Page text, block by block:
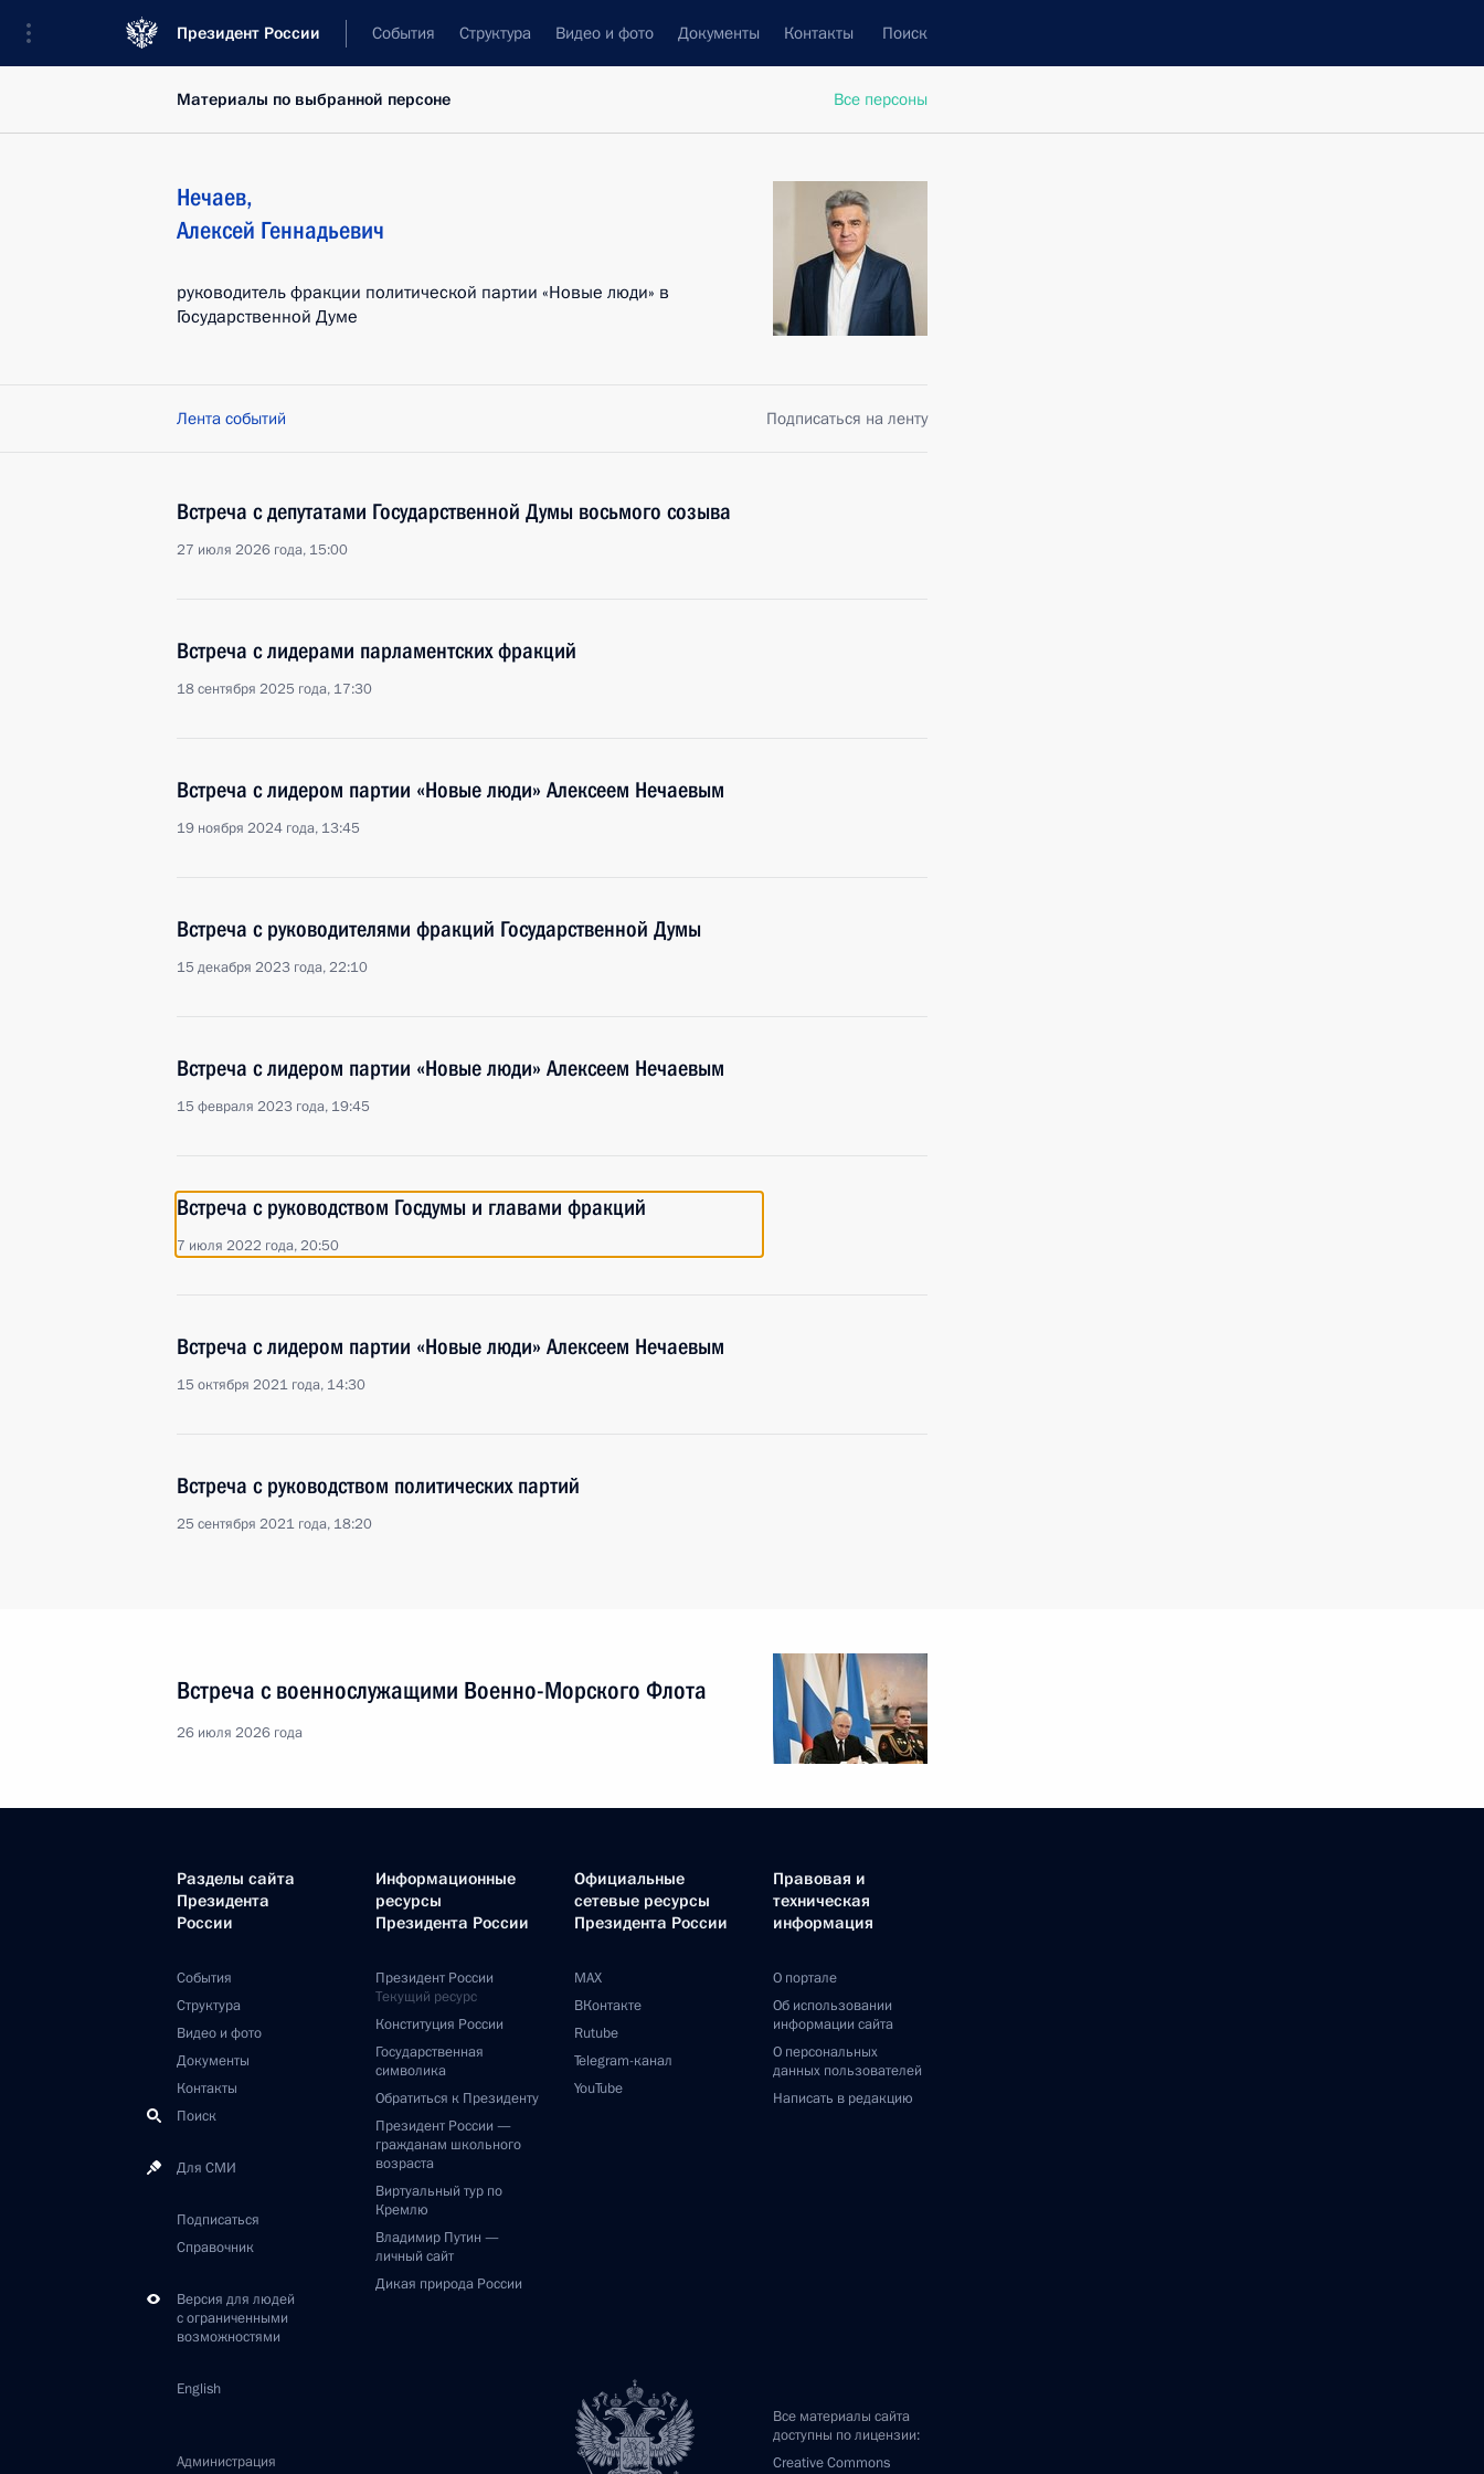
Президент России События Структура Видео и фото Документы Контакты Поиск
Все персоны
Материалы по выбранной персоне
Нечаев,
Алексей Геннадьевич
руководитель фракции политической партии «Новые люди» в
Государственной Думе
Лента событий Подписаться на ленту
Встреча с депутатами Государственной Думы восьмого созыва
27 июля 2026 года, 15:00
Встреча с лидерами парламентских фракций
18 сентября 2025 года, 17:30
Встреча с лидером партии «Новые люди» Алексеем Нечаевым
19 ноября 2024 года, 13:45
Встреча с руководителями фракций Государственной Думы
15 декабря 2023 года, 22:10
Встреча с лидером партии «Новые люди» Алексеем Нечаевым
15 февраля 2023 года, 19:45
Встреча с руководством Госдумы и главами фракций
7 июля 2022 года, 20:50
Встреча с лидером партии «Новые люди» Алексеем Нечаевым
15 октября 2021 года, 14:30
Встреча с руководством политических партий
25 сентября 2021 года, 18:20
Встреча с военнослужащими Военно-Морского Флота
26 июля 2026 года
Разделы сайта
Президента
России
События
Структура
Видео и фото
Документы
Контакты
Поиск
Для СМИ
Подписаться
Справочник
Версия для людей
с ограниченными
возможностями
English
Информационные
ресурсы
Президента России
Президент России
Текущий ресурс
Конституция России
Государственная
символика
Обратиться к Президенту
Президент России —
гражданам школьного
возраста
Виртуальный тур по
Кремлю
Владимир Путин —
личный сайт
Дикая природа России
Официальные
сетевые ресурсы
Президента России
MAX
ВКонтакте
Rutube
Telegram-канал
YouTube
Правовая и
техническая
информация
О портале
Об использовании
информации сайта
О персональных
данных пользователей
Написать в редакцию
Все материалы сайта
доступны по лицензии:
Creative Commons
Администрация